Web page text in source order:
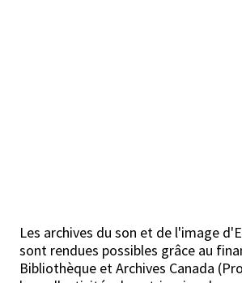
Les archives du son et de l'image
sont rendues possibles grâce au
Bibliothèque et Archives Canada